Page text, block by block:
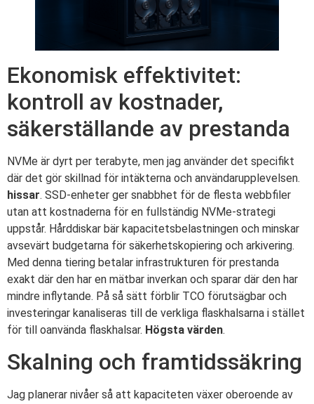
Ekonomisk effektivitet:
kontroll av kostnader,
säkerställande av prestanda
NVMe är dyrt per terabyte, men jag använder det specifikt
där det gör skillnad för intäkterna och användarupplevelsen.
hissar. SSD-enheter ger snabbhet för de flesta webbfiler
utan att kostnaderna för en fullständig NVMe-strategi
uppstår. Hårddiskar bär kapacitetsbelastningen och minskar
avsevärt budgetarna för säkerhetskopiering och arkivering.
Med denna tiering betalar infrastrukturen för prestanda
exakt där den har en mätbar inverkan och sparar där den har
mindre inflytande. På så sätt förblir TCO förutsägbar och
investeringar kanaliseras till de verkliga flaskhalsarna i stället
för till oanvända flaskhalsar. Högsta värden.
Skalning och framtidssäkring
Jag planerar nivåer så att kapaciteten växer oberoende av